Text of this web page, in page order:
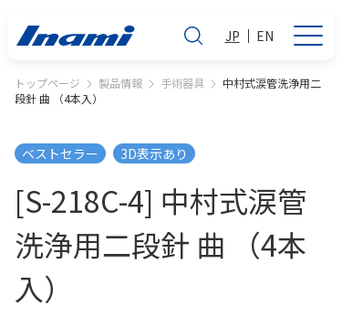
JP EN
トップページ 製品情報 手術器具
中村式涙管洗浄用二
段針 曲 （4本入）
ベストセラー 3D表示あり
[S-218C-4] 中村式涙管
洗浄用二段針 曲 （4本
入）